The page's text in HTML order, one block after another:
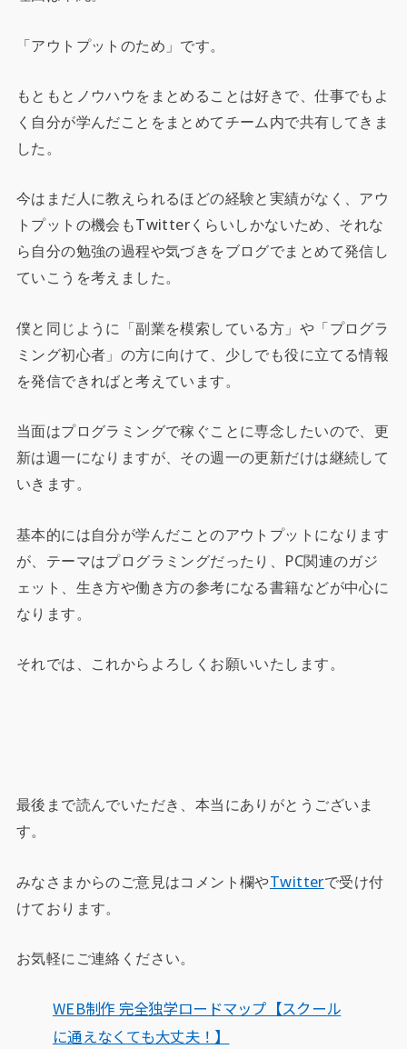
「アウトプットのため」です。
もともとノウハウをまとめることは好きで、仕事でもよ
く自分が学んだことをまとめてチーム内で共有してきま
した。
今はまだ人に教えられるほどの経験と実績がなく、アウ
トプットの機会もTwitterくらいしかないため、それな
ら自分の勉強の過程や気づきをブログでまとめて発信し
ていこうを考えました。
僕と同じように「副業を模索している方」や「プログラ
ミング初心者」の方に向けて、少しでも役に立てる情報
を発信できればと考えています。
当面はプログラミングで稼ぐことに専念したいので、更
新は週一になりますが、その週一の更新だけは継続して
いきます。
基本的には自分が学んだことのアウトプットになります
が、テーマはプログラミングだったり、PC関連のガジ
ェット、生き方や働き方の参考になる書籍などが中心に
なります。
それでは、これからよろしくお願いいたします。
最後まで読んでいただき、本当にありがとうございま
す。
みなさまからのご意見はコメント欄やTwitterで受け付
けております。
お気軽にご連絡ください。
WEB制作 完全独学ロードマップ【スクール
に通えなくても大丈夫！】